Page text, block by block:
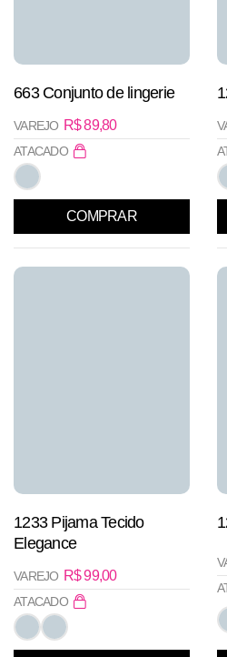
663 Conjunto de lingerie
R$89,80
VAREJO
ATACADO
COMPRAR
1233 Pijama Tecido
Elegance
R$99,00
VAREJO
ATACADO